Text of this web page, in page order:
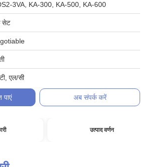
3VA, KA-300, KA-500, KA-600
सेट
एल/सी
पाएं अब संपर्क करें
उत्पाद वर्णन